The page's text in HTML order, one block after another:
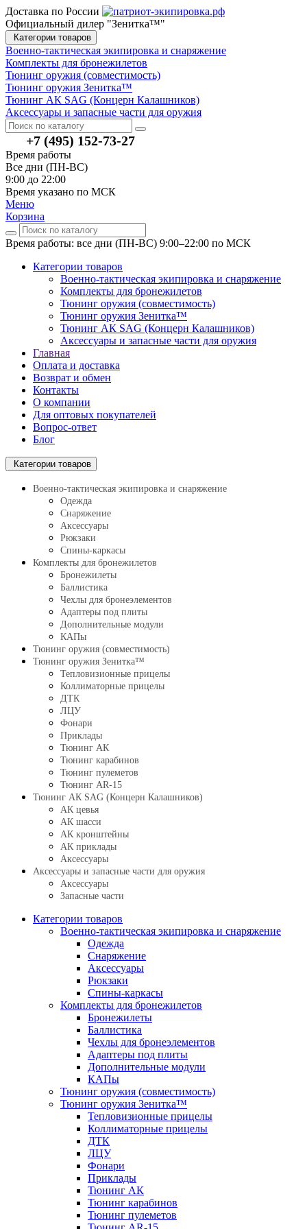
Доставка по России
Официальный дилер "Зенитка™"
Категории товаров
Военно-тактическая экипировка и снаряжение
Комплекты для бронежилетов
Тюнинг оружия (совместимость)
Тюнинг оружия Зенитка™
Тюнинг АК SAG (Концерн Калашников)
Аксессуары и запасные части для оружия
+7 (495) 152-73-27
Время работы
Все дни (ПН-ВС)
9:00 до 22:00
Время указано по МСК
Меню
Корзина
Время работы: все дни (ПН-ВС) 9:00–22:00 по МСК
Категории товаров
Военно-тактическая экипировка и снаряжение
Комплекты для бронежилетов
Тюнинг оружия (совместимость)
Тюнинг оружия Зенитка™
Тюнинг АК SAG (Концерн Калашников)
Аксессуары и запасные части для оружия
Главная
Оплата и доставка
Возврат и обмен
Контакты
О компании
Для оптовых покупателей
Вопрос-ответ
Блог
Категории товаров
Военно-тактическая экипировка и снаряжение
Одежда
Снаряжение
Аксессуары
Рюкзаки
Спины-каркасы
Комплекты для бронежилетов
Бронежилеты
Баллистика
Чехлы для бронеэлементов
Адаптеры под плиты
Дополнительные модули
КАПы
Тюнинг оружия (совместимость)
Тюнинг оружия Зенитка™
Тепловизионные прицелы
Коллиматорные прицелы
ДТК
ЛЦУ
Фонари
Приклады
Тюнинг АК
Тюнинг карабинов
Тюнинг пулеметов
Тюнинг AR-15
Тюнинг АК SAG (Концерн Калашников)
АК цевья
АК шасси
АК кронштейны
АК приклады
Аксессуары
Аксессуары и запасные части для оружия
Аксессуары
Запасные части
Категории товаров
Военно-тактическая экипировка и снаряжение
Одежда
Снаряжение
Аксессуары
Рюкзаки
Спины-каркасы
Комплекты для бронежилетов
Бронежилеты
Баллистика
Чехлы для бронеэлементов
Адаптеры под плиты
Дополнительные модули
КАПы
Тюнинг оружия (совместимость)
Тюнинг оружия Зенитка™
Тепловизионные прицелы
Коллиматорные прицелы
ДТК
ЛЦУ
Фонари
Приклады
Тюнинг АК
Тюнинг карабинов
Тюнинг пулеметов